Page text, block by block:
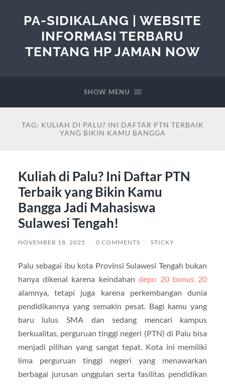
PA-SIDIKALANG | WEBSITE
INFORMASI TERBARU
TENTANG HP JAMAN NOW
SHOW MENU
TAG: KULIAH DI PALU? INI DAFTAR PTN TERBAIK
YANG BIKIN KAMU BANGGA
Kuliah di Palu? Ini Daftar PTN
Terbaik yang Bikin Kamu
Bangga Jadi Mahasiswa
Sulawesi Tengah!
NOVEMBER 18, 2025 / 0 COMMENTS / STICKY
Palu sebagai ibu kota Provinsi Sulawesi Tengah bukan
hanya dikenal karena keindahandepo 20 bonus 20
alamnya, tetapi juga karena perkembangan dunia
pendidikannya yang semakin pesat. Bagi kamu yang
baru lulus SMA dan sedang mencari kampus
berkualitas, perguruan tinggi negeri (PTN) di Palu bisa
menjadi pilihan yang sangat tepat. Kota ini memiliki
lima perguruan tinggi negeri yang menawarkan
berbagai jurusan unggulan serta fasilitas pendidikan